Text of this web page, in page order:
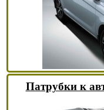
Патрубки к